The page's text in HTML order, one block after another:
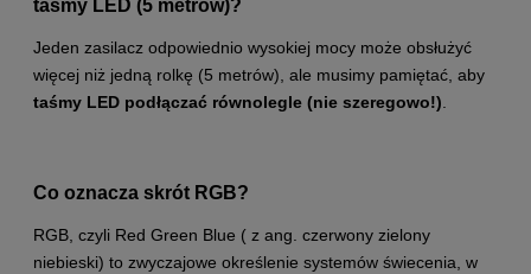
taśmy LED (5 metrów)?
Jeden zasilacz odpowiednio wysokiej mocy może obsłużyć
więcej niż jedną rolkę (5 metrów), ale musimy pamiętać, aby
taśmy LED podłączać równolegle (nie szeregowo!)
Co oznacza skrót RGB?
RGB, czyli Red Green Blue ( z ang. czerwony zielony
niebieski) to zwyczajowe określenie systemów świecenia, w